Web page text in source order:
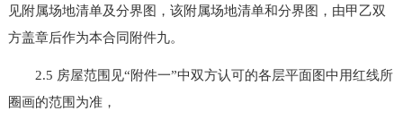
见附属场地清单及分界图，该附属场地清单和分界图，由甲乙双
方盖章后作为本合同附件九。
2.5 房屋范围见“附件一”中双方认可的各层平面图中用红线所
圈画的范围为准，